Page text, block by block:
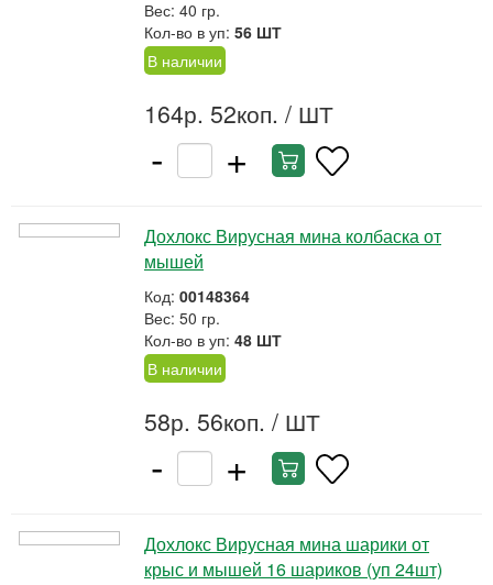
Вес: 40 гр.
Кол-во в уп: 56 ШТ
В наличии
164р. 52коп. / ШТ
- +
Дохлокс Вирусная мина колбаска от
мышей
Код: 00148364
Вес: 50 гр.
Кол-во в уп: 48 ШТ
В наличии
58р. 56коп. / ШТ
- +
Дохлокс Вирусная мина шарики от
крыс и мышей 16 шариков (уп 24шт)